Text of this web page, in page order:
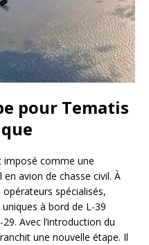
pour Tematis
imposé comme une
avion de chasse civil. À
spécialisés,
à bord de L-39
Avec l’introduction du
une nouvelle étape. Il